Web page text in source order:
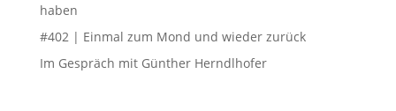
haben
#402 | Einmal zum Mond und wieder zurück
Im Gespräch mit Günther Herndlhofer